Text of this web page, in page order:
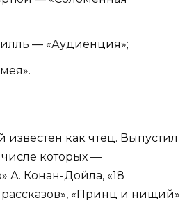
— «Аудиенция»;
как чтец. Выпустил
которых —
А. Конан-Дойла, «18
«Принц и нищий»